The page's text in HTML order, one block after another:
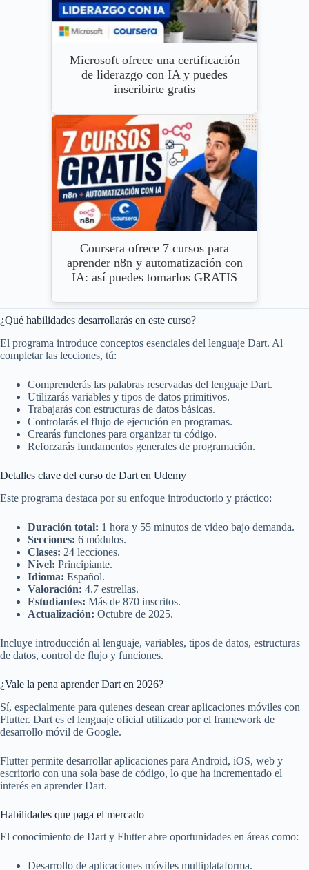
Microsoft ofrece una certificación
de liderazgo con IA y puedes
inscribirte gratis
Coursera ofrece 7 cursos para
aprender n8n y automatización con
IA: así puedes tomarlos GRATIS
¿Qué habilidades desarrollarás en este curso?
El programa introduce conceptos esenciales del lenguaje Dart. Al
completar las lecciones, tú:
Comprenderás las palabras reservadas del lenguaje Dart.
Utilizarás variables y tipos de datos primitivos.
Trabajarás con estructuras de datos básicas.
Controlarás el flujo de ejecución en programas.
Crearás funciones para organizar tu código.
Reforzarás fundamentos generales de programación.
Detalles clave del curso de Dart en Udemy
Este programa destaca por su enfoque introductorio y práctico:
Duración total: 1 hora y 55 minutos de video bajo demanda.
Secciones: 6 módulos.
Clases: 24 lecciones.
Nivel: Principiante.
Idioma: Español.
Valoración: 4.7 estrellas.
Estudiantes: Más de 870 inscritos.
Actualización: Octubre de 2025.
Incluye introducción al lenguaje, variables, tipos de datos, estructuras
de datos, control de flujo y funciones.
¿Vale la pena aprender Dart en 2026?
Sí, especialmente para quienes desean crear aplicaciones móviles con
Flutter. Dart es el lenguaje oficial utilizado por el framework de
desarrollo móvil de Google.
Flutter permite desarrollar aplicaciones para Android, iOS, web y
escritorio con una sola base de código, lo que ha incrementado el
interés en aprender Dart.
Habilidades que paga el mercado
El conocimiento de Dart y Flutter abre oportunidades en áreas como:
Desarrollo de aplicaciones móviles multiplataforma.